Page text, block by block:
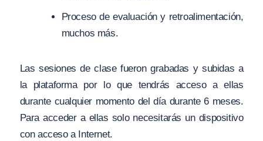
Proceso de evaluación y retroalimentación,
muchos más.
Las sesiones de clase fueron grabadas y subidas a
la plataforma por lo que tendrás acceso a ellas
durante cualquier momento del día durante 6 meses.
Para acceder a ellas solo necesitarás un dispositivo
con acceso a Internet.